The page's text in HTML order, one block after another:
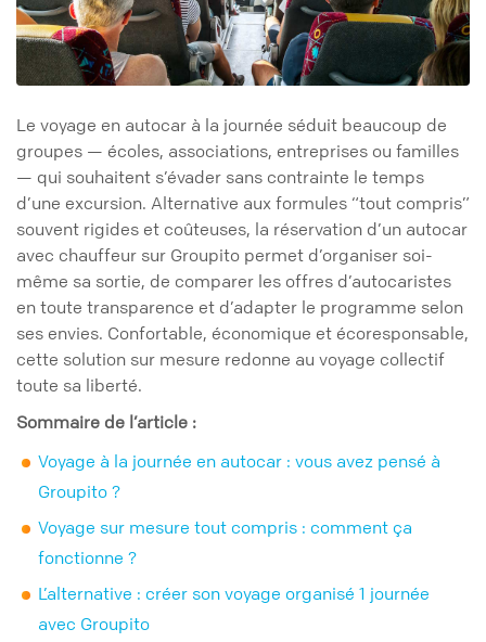
Le voyage en autocar à la journée séduit beaucoup de
groupes — écoles, associations, entreprises ou familles
— qui souhaitent s’évader sans contrainte le temps
d’une excursion. Alternative aux formules “tout compris”
souvent rigides et coûteuses, la réservation d’un autocar
avec chauffeur sur Groupito permet d’organiser soi-
même sa sortie, de comparer les offres d’autocaristes
en toute transparence et d’adapter le programme selon
ses envies. Confortable, économique et écoresponsable,
cette solution sur mesure redonne au voyage collectif
toute sa liberté.
Sommaire de l’article :
Voyage à la journée en autocar : vous avez pensé à
Groupito ?
Voyage sur mesure tout compris : comment ça
fonctionne ?
L’alternative : créer son voyage organisé 1 journée
avec Groupito